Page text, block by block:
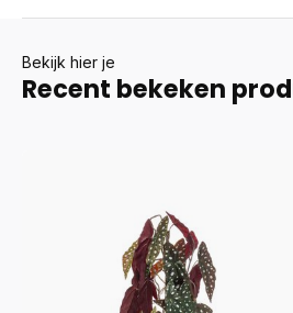
Bekijk hier je
Recent bekeken